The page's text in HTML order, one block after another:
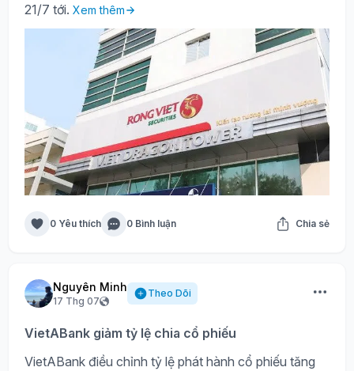
21/7 tới. Xem thêm
0 Yêu thích 0 Bình luận Chia sẻ
Nguyên Minh
17 Thg 07
Theo Dõi
VietABank giảm tỷ lệ chia cổ phiếu
VietABank điều chỉnh tỷ lệ phát hành cổ phiếu tăng